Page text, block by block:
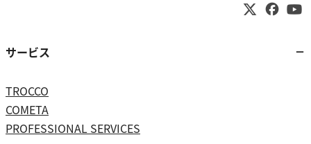
サービス
TROCCO
COMETA
PROFESSIONAL SERVICES